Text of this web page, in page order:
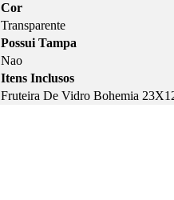
Cor
Transparente
Possui Tampa
Nao
Itens Inclusos
Fruteira De Vidro Bohemia